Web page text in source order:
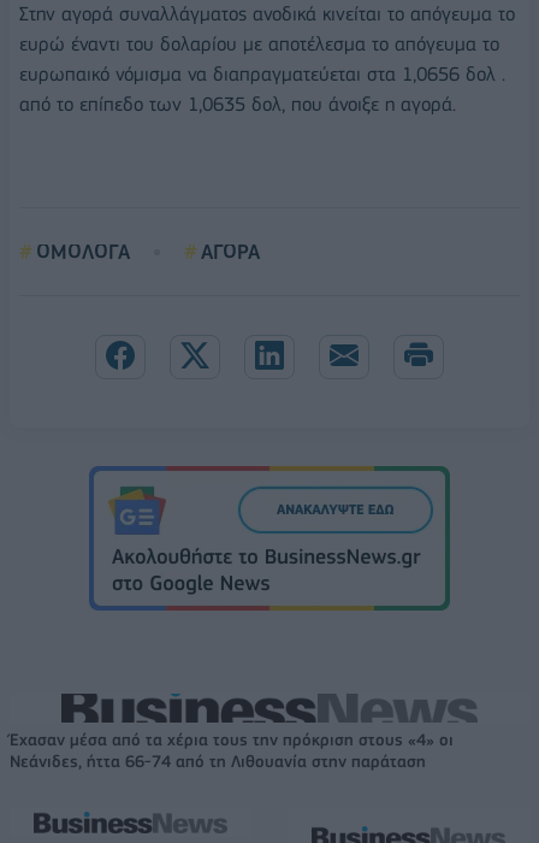
Στην αγορά συναλλάγματος ανοδικά κινείται το απόγευμα το
ευρώ έναντι του δολαρίου με αποτέλεσμα το απόγευμα το
ευρωπαικό νόμισμα να διαπραγματεύεται στα 1,0656 δολ .
από το επίπεδο των 1,0635 δολ, που άνοιξε η αγορά.
ΟΜΟΛΟΓΑ ΑΓΟΡΑ
Έχασαν μέσα από τα χέρια τους την πρόκριση στους «4» οι
Νεάνιδες, ήττα 66-74 από τη Λιθουανία στην παράταση